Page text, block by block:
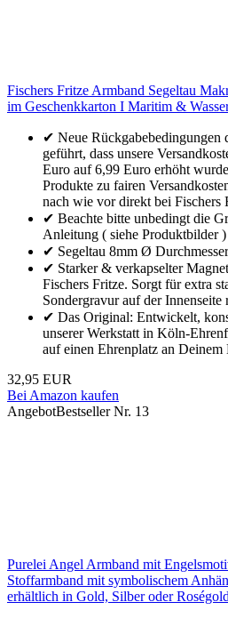
Fischers Fritze Armband Segeltau
im Geschenkkarton I Maritim &
✔ Neue Rückgabebedingungen
geführt, dass unsere
Euro auf 6,99 Euro erhöht
Produkte zu fairen
nach wie vor direkt bei Fischers
✔ Beachte bitte unbedingt die
Anleitung ( siehe Produktbilder )
✔ Segeltau 8mm Ø
✔ Starker & verkapselter
Fischers Fritze. Sorgt für extra
Sondergravur auf der Innenseite
✔ Das Original: Entwickelt,
unserer Werkstatt in Köln-
auf einen Ehrenplatz an Deinem
32,95 EUR
Bei Amazon kaufen
AngebotBestseller Nr. 13
Purelei Angel Armband mit
Stoffarmband mit symbolischem
erhältlich in Gold, Silber oder